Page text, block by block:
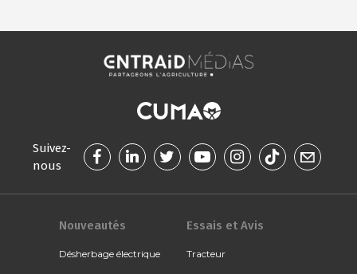
Suivez-
nous
Nouveautés
Désherbage électrique
Essais et Avis
Tracteur